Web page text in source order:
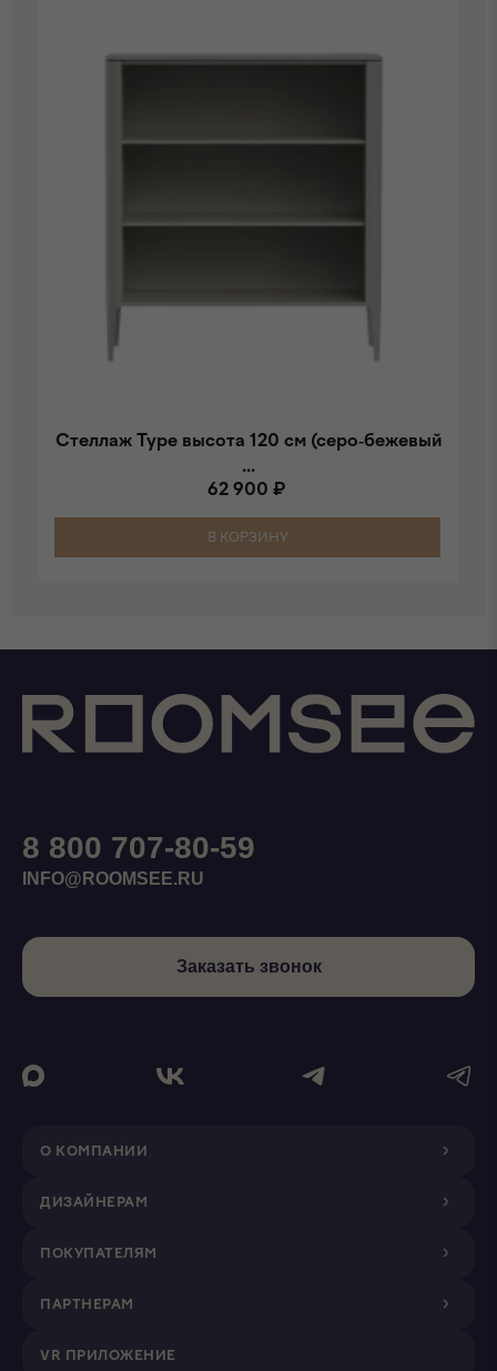
Стеллаж Type высота 120 см (серо-бежевый
...
62 900 ₽
В КОРЗИНУ
О КОМПАНИИ
ДИЗАЙНЕРАМ
ПОКУПАТЕЛЯМ
ПАРТНЕРАМ
VR ПРИЛОЖЕНИЕ
8 800 707-80-59
INFO@ROOMSEE.RU
Заказать звонок